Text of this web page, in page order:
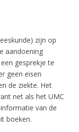
zijn op
aandoening
gesprekje te
geen eisen
de ziekte. Het
net als het UMC
van de
boeken.